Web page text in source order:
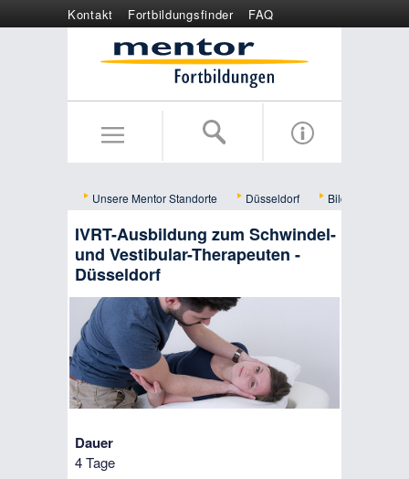
Kontakt Fortbildungsfinder
FAQ
Online anmelden
Wertgutschein
Unsere Mentor Standorte Düsseldorf
IVRT-Ausbildung zum Schwindel-
und Vestibular-Therapeuten -
Düsseldorf
Dauer
4 Tage